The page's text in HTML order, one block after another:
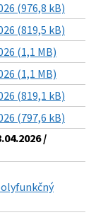
(976,8 kB)
(819,5 kB)
(1,1 MB)
(1,1 MB)
(819,1 kB)
(797,6 kB)
/